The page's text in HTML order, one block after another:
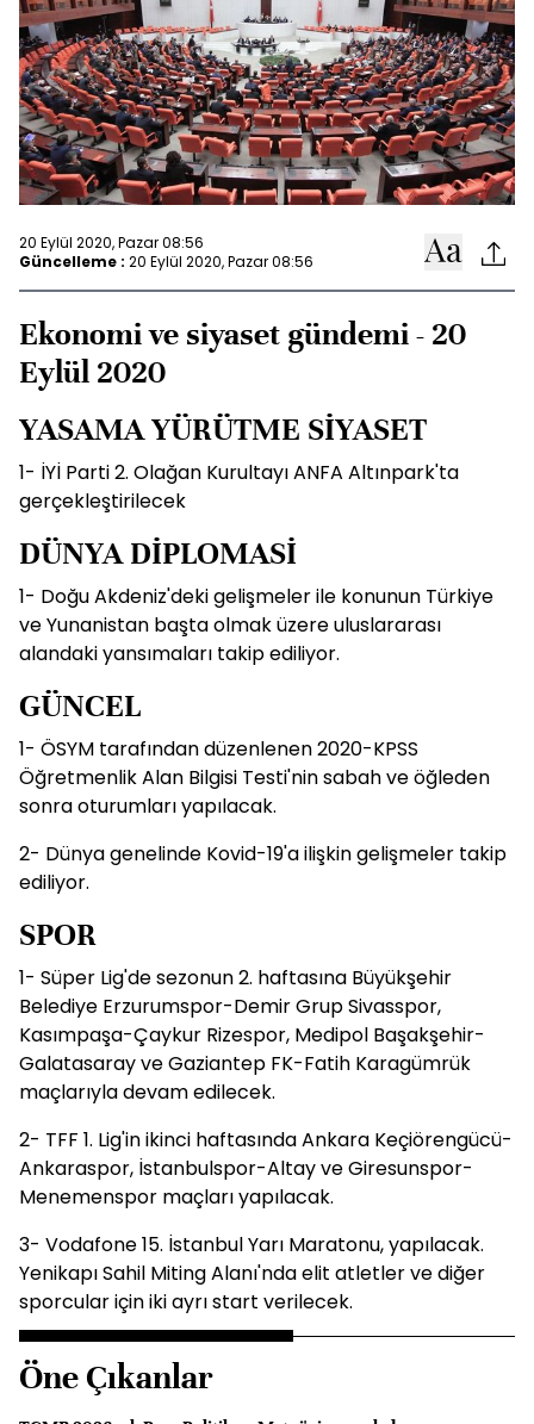
20 Eylül 2020, Pazar 08:56
Güncelleme : 20 Eylül 2020, Pazar 08:56
Ekonomi ve siyaset gündemi - 20
Eylül 2020
YASAMA YÜRÜTME SİYASET
1- İYİ Parti 2. Olağan Kurultayı ANFA Altınpark'ta
gerçekleştirilecek
DÜNYA DİPLOMASİ
1- Doğu Akdeniz'deki gelişmeler ile konunun Türkiye
ve Yunanistan başta olmak üzere uluslararası
alandaki yansımaları takip ediliyor.
GÜNCEL
1- ÖSYM tarafından düzenlenen 2020-KPSS
Öğretmenlik Alan Bilgisi Testi'nin sabah ve öğleden
sonra oturumları yapılacak.
2- Dünya genelinde Kovid-19'a ilişkin gelişmeler takip
ediliyor.
SPOR
1- Süper Lig'de sezonun 2. haftasına Büyükşehir
Belediye Erzurumspor-Demir Grup Sivasspor,
Kasımpaşa-Çaykur Rizespor, Medipol Başakşehir-
Galatasaray ve Gaziantep FK-Fatih Karagümrük
maçlarıyla devam edilecek.
2- TFF 1. Lig'in ikinci haftasında Ankara Keçiörengücü-
Ankaraspor, İstanbulspor-Altay ve Giresunspor-
Menemenspor maçları yapılacak.
3- Vodafone 15. İstanbul Yarı Maratonu, yapılacak.
Yenikapı Sahil Miting Alanı'nda elit atletler ve diğer
sporcular için iki ayrı start verilecek.
Öne Çıkanlar